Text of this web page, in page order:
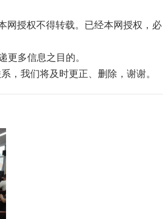
网授权不得转载。已经本网授权，必
更多信息之目的。
，我们将及时更正、删除，谢谢。